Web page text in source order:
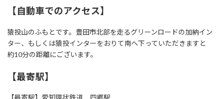
【自動車でのアクセス】
猿投山のふもとです。豊田市北部を走るグリーンロードの加納イン
ター、もしくは猿投インターをおりて南へ下っていただきますと
約10分の距離にございます。
【最寄駅】